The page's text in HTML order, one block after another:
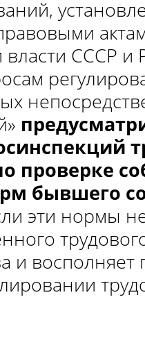
власти СССР
проверке
бывшего
эти нормы
и